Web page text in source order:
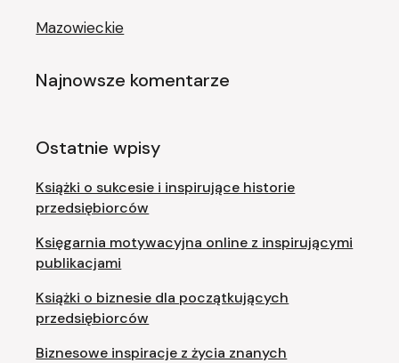
Mazowieckie
Najnowsze komentarze
Ostatnie wpisy
Książki o sukcesie i inspirujące historie
przedsiębiorców
Księgarnia motywacyjna online z inspirującymi
publikacjami
Książki o biznesie dla początkujących
przedsiębiorców
Biznesowe inspiracje z życia znanych